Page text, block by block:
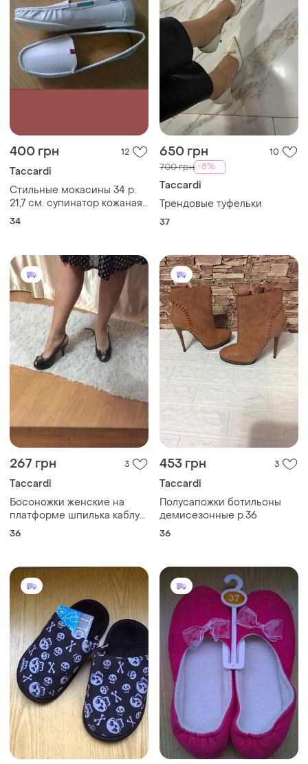
400 грн 12
Taccardi
Стильные мокасины 34 р.
21,7 см. супинатор кожаная
стелька
34
650 грн 10
700 грн -8%
Taccardi
Трендовые туфельки
37
267 грн 3
Taccardi
Босоножки женские на
платформе шпилька каблук
10см р.36
36
453 грн 3
Taccardi
Полусапожки ботильоны
демисезонные р.36
36